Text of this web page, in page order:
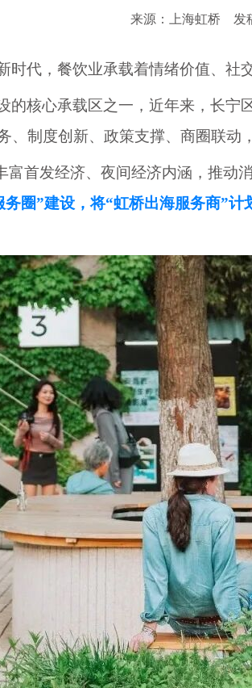
来源：上海虹桥 发
时代，餐饮业承载着情绪价值、社
的核心承载区之一，近年来，长宁
、制度创新、政策支撑、商圈联动
富首发经济、夜间经济内涵，推动
务圈”建设，将“虹桥出海服务商”